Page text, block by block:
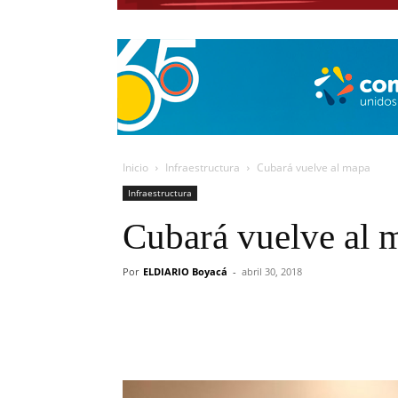
Inicio Infraestructura Cubará vuelve al mapa
Infraestructura
Cubará vuelve al
Por ELDIARIO Boyacá - abril 30, 2018